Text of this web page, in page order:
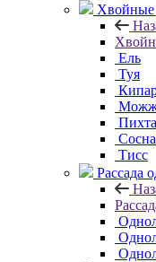
Хвойные
Ель
Туя
Пихта
Сосна
Тисc
Рассада